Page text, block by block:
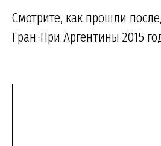
Смотрите, как прошли
Гран-При Аргентины 2015